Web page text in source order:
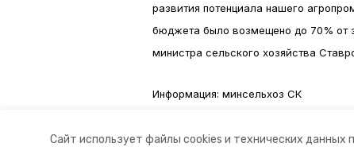
Сайт использует файлы cookies и технических данных
развития потенциала нашего
бюджета было возмещено до 70% от
министра сельского хозяйства
Информация: минсельхоз СК